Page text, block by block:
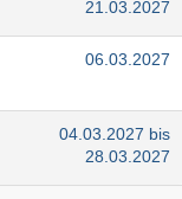
21.03.2027
06.03.2027
04.03.2027 bis
28.03.2027